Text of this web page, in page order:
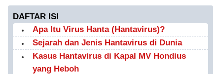
DAFTAR ISI
Apa Itu Virus Hanta (Hantavirus)?
Sejarah dan Jenis Hantavirus di Dunia
Kasus Hantavirus di Kapal MV Hondius
yang Heboh